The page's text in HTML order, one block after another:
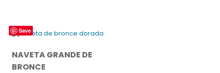
Save
NAVETA GRANDE DE
BRONCE